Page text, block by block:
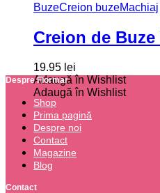
BuzeCreion buzeMachiaj
Creion de
19.95 lei
Adaugă în Wishlist
Adaugă în Wishlist
Despre Flormar
Shop
Prima pagină
Despre noi
Contact
Magazine
Blog
Contact